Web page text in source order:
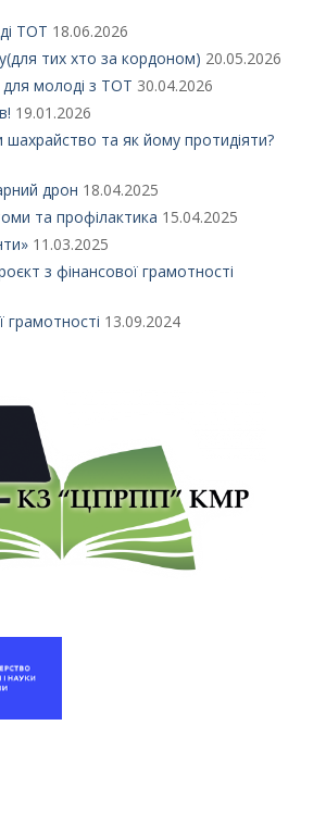
ТОТ 18.06.2026
тих хто за кордоном) 20.05.2026
молоді з ТОТ 30.04.2026
19.01.2026
та як йому протидіяти?
дрон 18.04.2025
та профілактика 15.04.2025
11.03.2025
з фінансової грамотності
грамотності 13.09.2024